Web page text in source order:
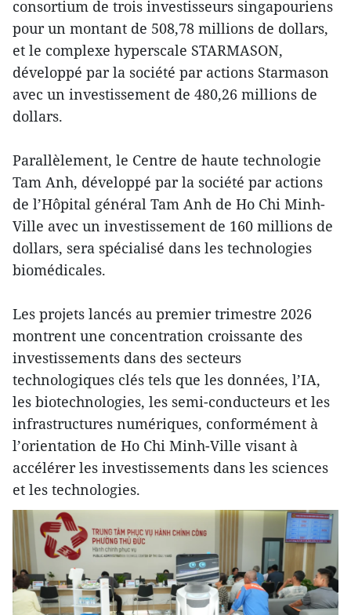
consortium de trois investisseurs singapouriens
pour un montant de 508,78 millions de dollars,
et le complexe hyperscale STARMASON,
développé par la société par actions Starmason
avec un investissement de 480,26 millions de
dollars.
Parallèlement, le Centre de haute technologie
Tam Anh, développé par la société par actions
de l’Hôpital général Tam Anh de Ho Chi Minh-
Ville avec un investissement de 160 millions de
dollars, sera spécialisé dans les technologies
biomédicales.
Les projets lancés au premier trimestre 2026
montrent une concentration croissante des
investissements dans des secteurs
technologiques clés tels que les données, l’IA,
les biotechnologies, les semi-conducteurs et les
infrastructures numériques, conformément à
l’orientation de Ho Chi Minh-Ville visant à
accélérer les investissements dans les sciences
et les technologies.